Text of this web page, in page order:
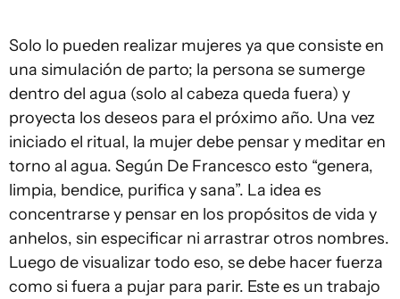
Solo lo pueden realizar mujeres ya que consiste en
una simulación de parto; la persona se sumerge
dentro del agua (solo al cabeza queda fuera) y
proyecta los deseos para el próximo año. Una vez
iniciado el ritual, la mujer debe pensar y meditar en
torno al agua. Según De Francesco esto “genera,
limpia, bendice, purifica y sana”. La idea es
concentrarse y pensar en los propósitos de vida y
anhelos, sin especificar ni arrastrar otros nombres.
Luego de visualizar todo eso, se debe hacer fuerza
como si fuera a pujar para parir. Este es un trabajo